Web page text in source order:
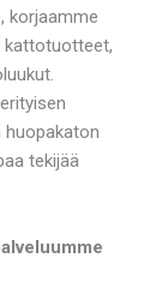
korjaamme
kattotuotteet,
tekijää